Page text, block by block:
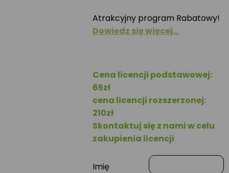
Atrakcyjny program Rabatowy!
Dowiedz się więcej…
Cena licencji podstawowej:
65zł
cena licencji rozszerzonej:
210zł
Skontaktuj się z nami w celu
zakupienia licencji
Imię